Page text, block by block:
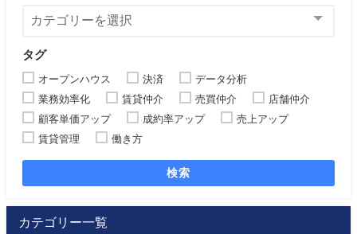
タグ
オープンハウス 決済
データ分析
業務効率化
賃貸仲介 売買仲介
店舗仲介
顧客単価アップ
成約率アップ
売上アップ
賃貸管理
働き方
検索
カテゴリー一覧